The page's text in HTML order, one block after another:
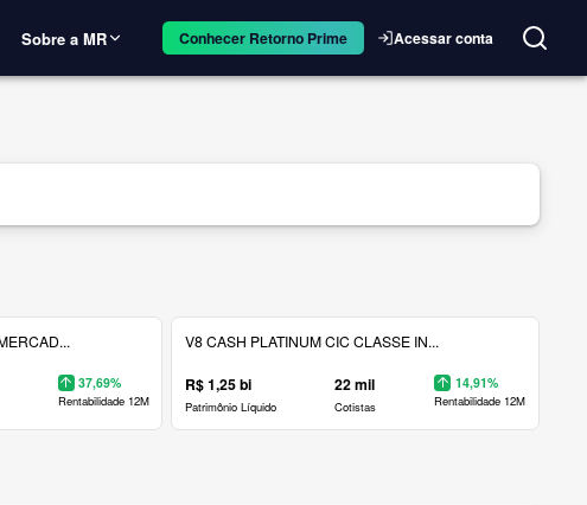
Sobre a MR Conhecer Retorno Prime Acessar conta
37,69%
Rentabilidade 12M
V8 CASH PLATINUM CIC CLASSE IN...
R$ 1,25 bi
Patrimônio Líquido
22 mil
Cotistas
14,91%
Rentabilidade 12M